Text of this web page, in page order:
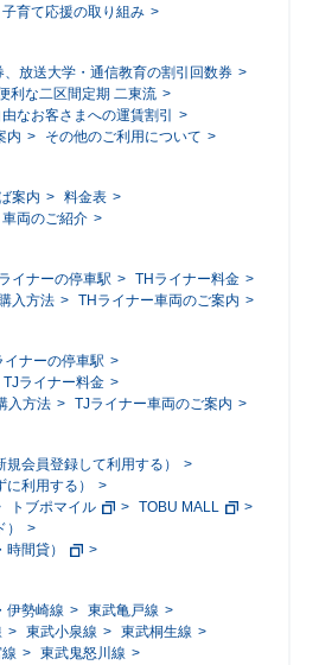
子育て応援の取り組み
、放送大学・通信教育の割引回数券
利な二区間定期 二東流
なお客さまへの運賃割引
内
その他のご利用について
案内
料金表
車両のご紹介
イナーの停車駅
THライナー料金
入方法
THライナー車両のご案内
イナーの停車駅
TJライナー料金
入方法
TJライナー車両のご案内
会員登録して利用する）
利用する）
トブポマイル
TOBU MALL
間貸）
伊勢崎線
東武亀戸線
東武小泉線
東武桐生線
東武鬼怒川線